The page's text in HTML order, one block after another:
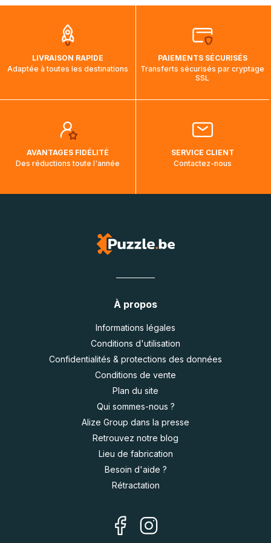
aura touché terre.
LIVRAISON RAPIDE
Adaptée à toutes les destinations
PAIEMENTS SÉCURISÉS
Transferts sécurisés par cryptage
SSL
AVANTAGES FIDÉLITÉ
Des réductions toute l'année
SERVICE CLIENT
Contactez-nous
À propos
Informations légales
Conditions d'utilisation
Confidentialités & protections des données
Conditions de vente
Plan du site
Qui sommes-nous ?
Alize Group dans la presse
Retrouvez notre blog
Lieu de fabrication
Besoin d'aide ?
Rétractation